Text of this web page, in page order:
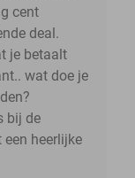
cent
deal.
je betaalt
wat doe je
bij de
heerlijke